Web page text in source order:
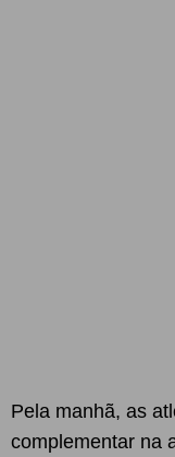
Pela manhã, as
complementar na